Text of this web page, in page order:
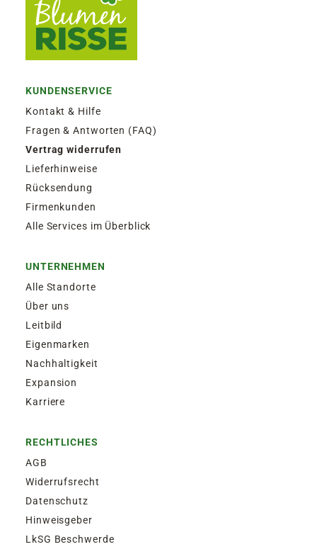
KUNDENSERVICE
Kontakt & Hilfe
Fragen & Antworten (FAQ)
Vertrag widerrufen
Lieferhinweise
Rücksendung
Firmenkunden
Alle Services im Überblick
UNTERNEHMEN
Alle Standorte
Über uns
Leitbild
Eigenmarken
Nachhaltigkeit
Expansion
Karriere
RECHTLICHES
AGB
Widerrufsrecht
Datenschutz
Hinweisgeber
LkSG Beschwerde